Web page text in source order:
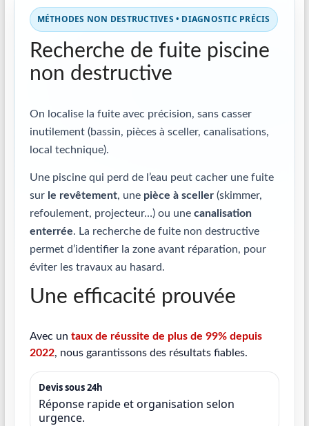
MÉTHODES NON DESTRUCTIVES • DIAGNOSTIC PRÉCIS
Recherche de fuite piscine
non destructive
On localise la fuite avec précision, sans casser
inutilement (bassin, pièces à sceller, canalisations,
local technique).
Une piscine qui perd de l’eau peut cacher une fuite
sur le revêtement, une pièce à sceller(skimmer,
refoulement, projecteur…) ou une canalisation
enterrée. La recherche de fuite non destructive
permet d’identifier la zone avant réparation, pour
éviter les travaux au hasard.
Une efficacité prouvée
Avec un taux de réussite de plus de 99% depuis
2022, nous garantissons des résultats fiables.
Devis sous 24h
Réponse rapide et organisation selon
urgence.